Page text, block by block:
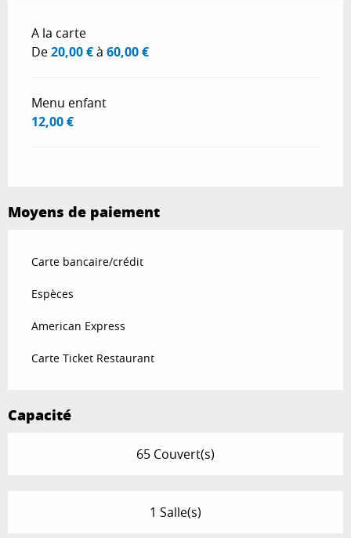
Tarifs 2026
A la carte
De20,00 €à 60,00 €
Menu enfant
12,00 €
Moyens de paiement
Carte bancaire/crédit
Espèces
American Express
Carte Ticket Restaurant
Capacité
65 Couvert(s)
1 Salle(s)